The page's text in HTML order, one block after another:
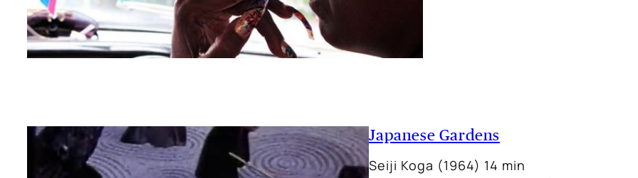
Japanese Gardens
Seiji Koga (1964) 14 min